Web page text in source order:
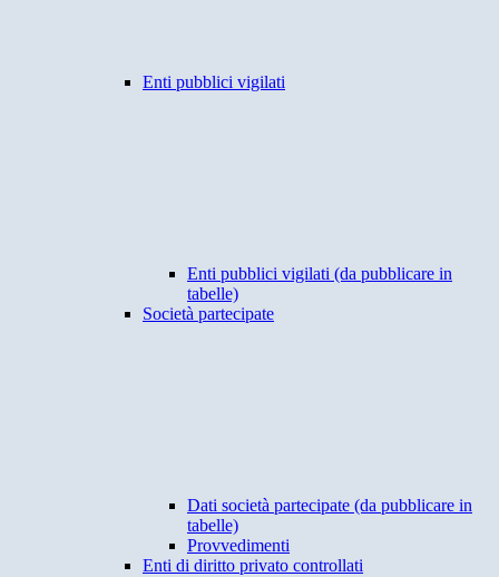
Enti pubblici vigilati
Enti pubblici vigilati (da pubblicare in
tabelle)
Società partecipate
Dati società partecipate (da pubblicare in
tabelle)
Provvedimenti
Enti di diritto privato controllati